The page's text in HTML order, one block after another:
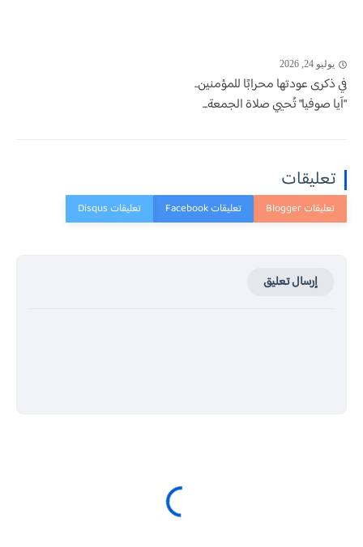
يوليو 24, 2026
في ذكرى عودتها محرابًا للمؤمنين..
"آيا صوفيا" تُحيي صلاة الجمعة...
تعليقات
إرسال تعليق